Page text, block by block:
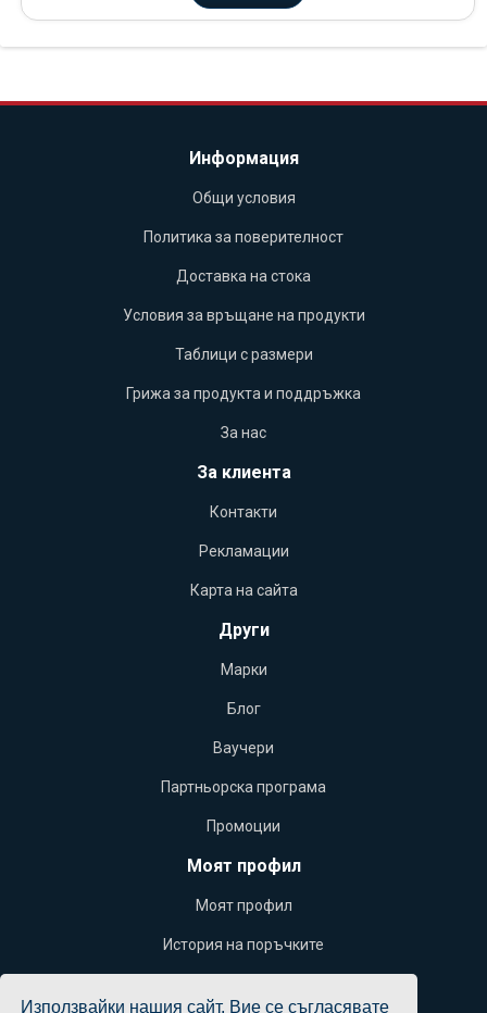
Използвайки нашия сайт, Вие се съгласявате
Информация
Общи условия
Политика за поверителност
Доставка на стока
Условия за връщане на продукти
Таблици с размери
Грижа за продукта и поддръжка
За нас
За клиента
Контакти
Рекламации
Карта на сайта
Други
Марки
Блог
Ваучери
Партньорска програма
Промоции
Моят профил
Моят профил
История на поръчките